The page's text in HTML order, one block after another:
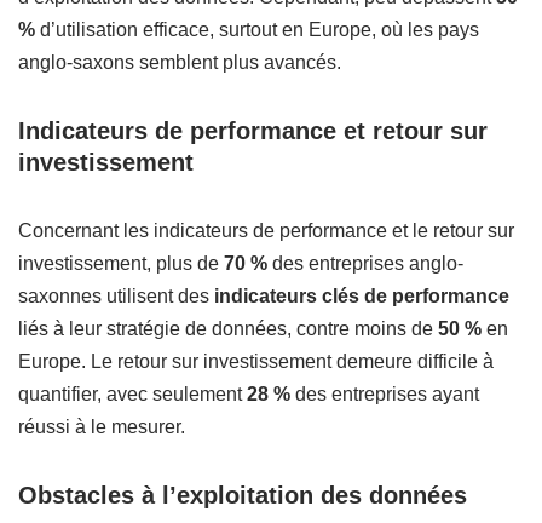
% d’utilisation efficace, surtout en Europe, où les pays
anglo-saxons semblent plus avancés.
Indicateurs de performance et retour sur
investissement
Concernant les indicateurs de performance et le retour sur
investissement, plus de 70 % des entreprises anglo-
saxonnes utilisent des indicateurs clés de performance
liés à leur stratégie de données, contre moins de 50 % en
Europe. Le retour sur investissement demeure difficile à
quantifier, avec seulement28 % des entreprises ayant
réussi à le mesurer.
Obstacles à l’exploitation des données